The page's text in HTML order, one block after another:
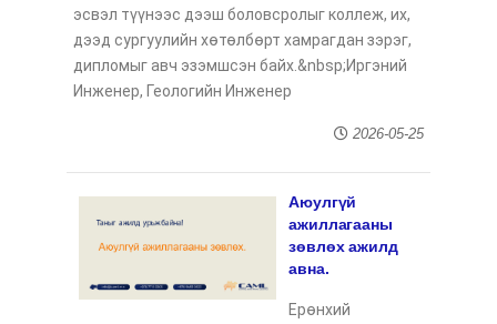
эсвэл түүнээс дээш боловсролыг коллеж, их,
дээд сургуулийн хөтөлбөрт хамрагдан зэрэг,
дипломыг авч эзэмшсэн байх.&nbsp;Иргэний
Инженер, Геологийн Инженер
2026-05-25
Аюулгүй
ажиллагааны
зөвлөх ажилд
авна.
Ерөнхий